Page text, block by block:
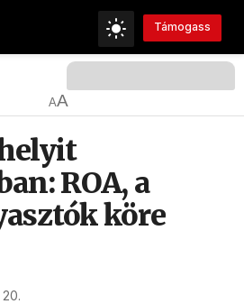
Támogass
AA
ROA, a
köre